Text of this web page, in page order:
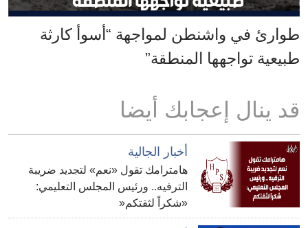
طوارئ في واشنطن لمواجهة “أسوأ كارثة
طبيعية تواجهها المنطقة”
قد ينال إعجابك أيضا
أخبار الجالية
هامترامك تقول «نعم» لتجديد ضريبة
الترفيه.. ورئيس المجلس التعليمي:
«شكراً لثقتكم«